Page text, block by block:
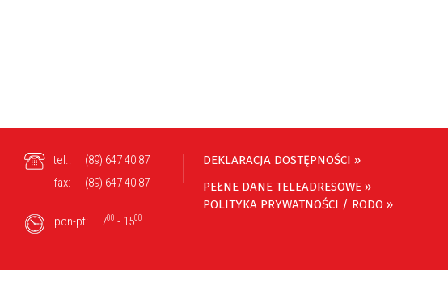
tel.:
(89) 647 40 87
fax:
(89) 647 40 87
pon-pt: 700 - 1500
DEKLARACJA DOSTĘPNOŚCI »
PEŁNE DANE TELEADRESOWE »
POLITYKA PRYWATNOŚCI / RODO »